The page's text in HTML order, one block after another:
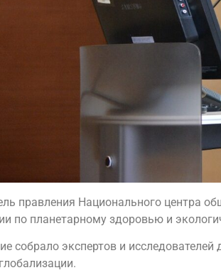
правления Национального центра
по планетарному здоровью и
собрало экспертов и